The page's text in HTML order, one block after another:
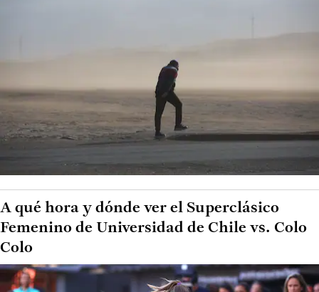
A qué hora y dónde ver el Superclásico
Femenino de Universidad de Chile vs. Colo
Colo